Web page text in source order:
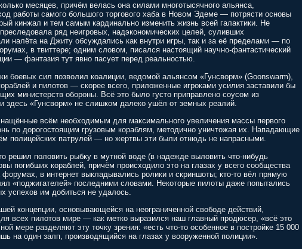
месяцев, причём велась она силами многотысячного альянса,
работы самого большого торгового хаба в Новом Эдеме — потрясти основы
кинжал и тем самым кардинально изменить жизнь всей галактики. Не
ряд неигровых, надэкономических целей, суливших
налёта на Джиту обсуждались как внутри игры, так и за её пределами — по
в твиттере; одним словом, писался настоящий научно-фантастический
— фантазия тут явно пасует перед реальностью.
боевых сил позволил коалиции, ведомой альянсом «Гунсворм» (Goonswarm),
и пилотов — скорее всего, приложенные игроками усилия заставили бы
министерств обороны. Всё это было густо приправлено соусом из
здесь «Гунсворм» не слишком далеко ушёл от земных реалий.
всём необходимым для максимального увеличения массы первого
по дорогостоящим грузовым кораблям, методично уничтожая их. Нападающие
полицейских патрулей — но жертвы эти были отнюдь не напрасными.
решил половить рыбку в мутной воде (в надежде выловить что-нибудь
погибших кораблей, причём происходило это на глазах у всего сообщества
в интернет выкладывались ролики и скриншоты; кто-то вёл прямую
«поджигателей» последними словами. Некоторые пилоты даже попытались
успехов им добиться не удалось.
концепции, основывающейся на неограниченной свободе действий,
всех пилотов мире — как метко выразился наш главный продюсер, «всё это
мере разделяют эту точку зрения: «есть что-то особенное в постройке 15 000
на один залп, производящийся на глазах у вооруженной полиции».